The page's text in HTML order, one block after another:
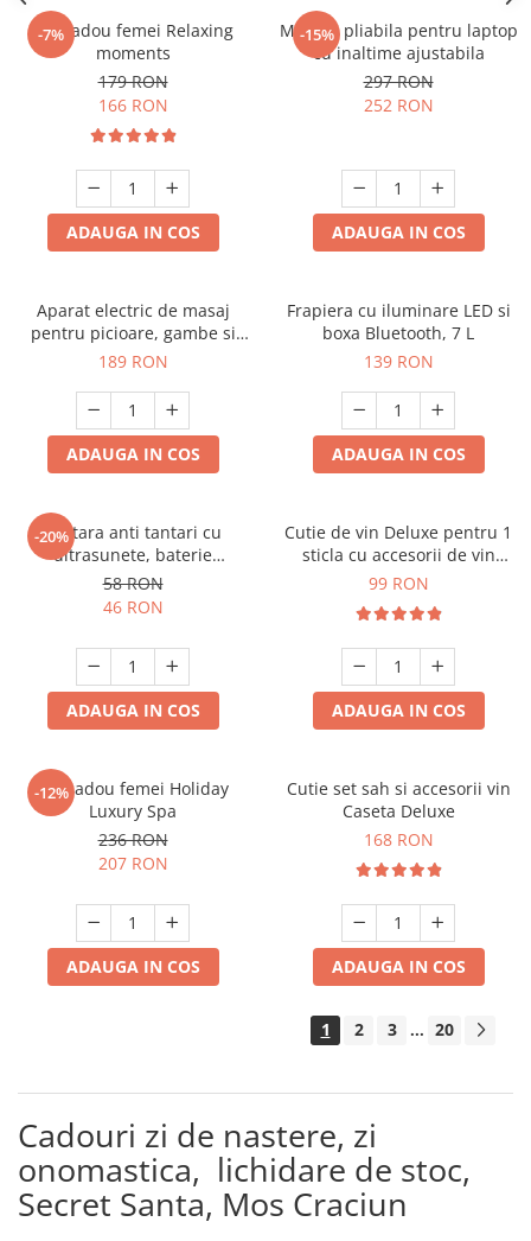
-7%
Set cadou femei Relaxing
moments
179 RON
166 RON
ADAUGA IN COS
-15%
Masuta pliabila pentru laptop
cu inaltime ajustabila
297 RON
252 RON
ADAUGA IN COS
Aparat electric de masaj
pentru picioare, gambe si
brate
189 RON
ADAUGA IN COS
Frapiera cu iluminare LED si
boxa Bluetooth, 7 L
139 RON
ADAUGA IN COS
-20%
Bratara anti tantari cu
ultrasunete, baterie
reincarcabila 90mAh
58 RON
46 RON
ADAUGA IN COS
Cutie de vin Deluxe pentru 1
sticla cu accesorii de vin
incluse piele ecologica de
99 RON
ADAUGA IN COS
-12%
Set cadou femei Holiday
Luxury Spa
236 RON
207 RON
ADAUGA IN COS
Cutie set sah si accesorii vin
Caseta Deluxe
168 RON
ADAUGA IN COS
1 2 3 ... 20
Cadouri zi de nastere, zi
onomastica, lichidare de stoc,
Secret Santa, Mos Craciun